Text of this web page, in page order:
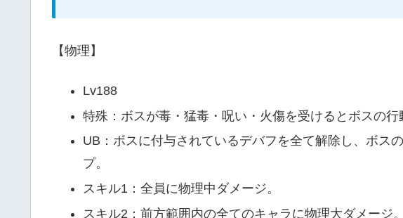
【物理】
Lv188
特殊：ボスが毒・猛毒・呪い・火傷を受けるとボスの行
UB：ボスに付与されているデバフを全て解除し、ボス
プ。
スキル1：全員に物理中ダメージ。
スキル2：前方範囲内の全てのキャラに物理大ダメージ。